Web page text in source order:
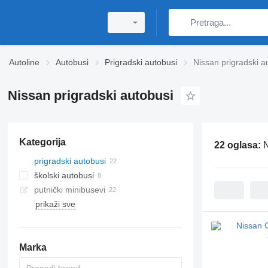
Autoline Autobusi Prigradski autobusi Nissan prigradski
Nissan prigradski autobusi
Kategorija
prigradski autobusi
školski autobusi
putnički minibusevi
prikaži sve
Marka
22 oglasa: